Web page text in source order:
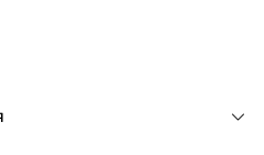
не вийде.
що складаються з
складеної втричі.
і довжини з його